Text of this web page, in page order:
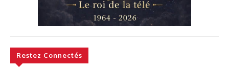
Restez Connectés